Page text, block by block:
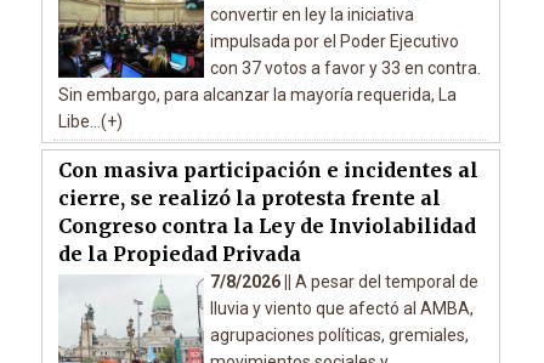
convertir en ley la iniciativa
impulsada por el Poder Ejecutivo
con 37 votos a favor y 33 en contra.
Sin embargo, para alcanzar la mayoría requerida, La
Libe...(+)
Con masiva participación e incidentes al
cierre, se realizó la protesta frente al
Congreso contra la Ley de Inviolabilidad
de la Propiedad Privada
7/8/2026 || A pesar del temporal de
lluvia y viento que afectó al AMBA,
agrupaciones políticas, gremiales,